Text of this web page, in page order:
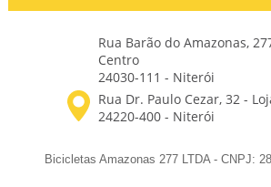
Rua Barão do Amazonas,
Centro
24030-111 - Niterói
Bicicletas Amazonas 277 LTDA - CNPJ: